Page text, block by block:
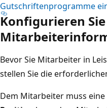
Gutschriftenprogramme
Konfigurieren
Bevor Sie Mitarbeiter in
stellen Sie die
Dem Mitarbeiter muss eine